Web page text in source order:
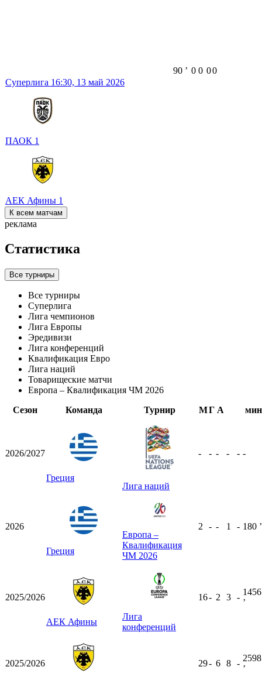
Суперлига 16:30, 13 май 2026
ПАОК 1
АЕК Афины 1
90 ʼ 0 0 00
К всем матчам
реклама
Статистика
Все турниры
Все турниры
Суперлига
Лига чемпионов
Лига Европы
Эредивизи
Лига конференций
Квалификация Евро
Лига наций
Товарищеские матчи
Европа – Квалификация ЧМ 2026
Сезон
Команда Турнир МГ А мин
2026/2027
Греция
Лига наций
- - - - - -
2026
Греция
Европа –
Квалификация
ЧМ 2026
2 - - 1 - 180 ʼ
2025/2026
АЕК Афины
Лига
конференций
16- 2 3 -
1456
ʼ
2025/2026 29- 6 8 -
2598
ʼ